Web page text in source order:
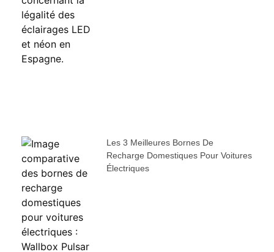
Les 3 Meilleures Bornes De
Recharge Domestiques Pour Voitures
Électriques